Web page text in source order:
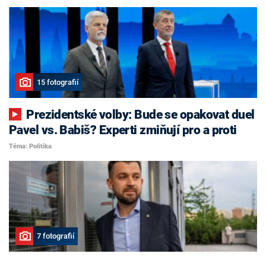
15 fotografií
Pavel vs. Babiš? Experti zmiňují pro a proti
Téma: Politika
7 fotografií